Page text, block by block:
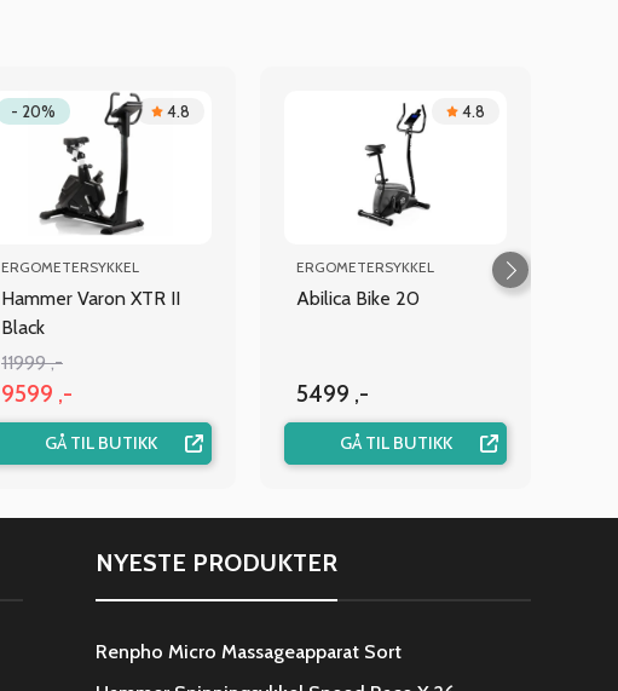
- 20% 4.8
ERGOMETERSYKKEL
Hammer Varon XTR II
Black
11999 ,-
9599 ,-
GÅ TIL BUTIKK
4.8
ERGOMETERSYKKEL
Abilica Bike 20
5499 ,-
GÅ TIL BUTIKK
NYESTE PRODUKTER
Renpho Micro Massageapparat Sort